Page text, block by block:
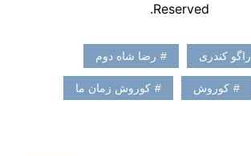
Reserved.
راگو کندری رضا شاه دوم
کوروش کوروش زمان ما